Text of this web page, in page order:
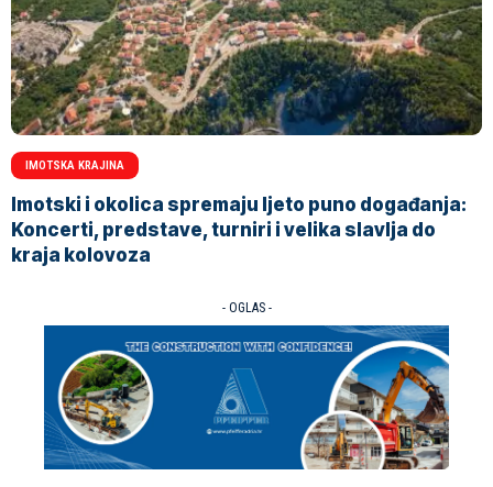
IMOTSKA KRAJINA
Imotski i okolica spremaju ljeto puno događanja:
Koncerti, predstave, turniri i velika slavlja do
kraja kolovoza
- OGLAS -